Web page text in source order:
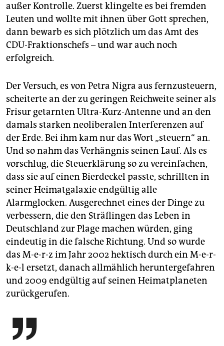
außer Kontrolle. Zuerst klingelte es bei fremden
Leuten und wollte mit ihnen über Gott sprechen,
dann bewarb es sich plötzlich um das Amt des
CDU-Fraktionschefs – und war auch noch
erfolgreich.
Der Versuch, es von Petra Nigra aus fernzusteuern,
scheiterte an der zu geringen Reichweite seiner als
Frisur getarnten Ultra-Kurz-Antenne und an den
damals starken neoliberalen Interferenzen auf
der Erde. Bei ihm kam nur das Wort „steuern“ an.
Und so nahm das Verhängnis seinen Lauf. Als es
vorschlug, die Steuerklärung so zu vereinfachen,
dass sie auf einen Bierdeckel passte, schrillten in
seiner Heimatgalaxie endgültig alle
Alarmglocken. Ausgerechnet eines der Dinge zu
verbessern, die den Sträflingen das Leben in
Deutschland zur Plage machen würden, ging
eindeutig in die falsche Richtung. Und so wurde
das M-e-r-z im Jahr 2002 hektisch durch ein M-e-r-
k-e-l ersetzt, danach allmählich heruntergefahren
und 2009 endgültig auf seinen Heimatplaneten
zurückgerufen.
